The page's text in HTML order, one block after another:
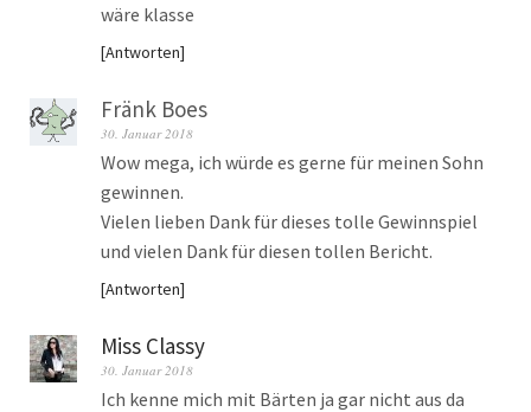
wäre klasse
Antworten
Fränk Boes
30. Januar 2018
Wow mega, ich würde es gerne für meinen Sohn
gewinnen.
Vielen lieben Dank für dieses tolle Gewinnspiel
und vielen Dank für diesen tollen Bericht.
Antworten
Miss Classy
30. Januar 2018
Ich kenne mich mit Bärten ja gar nicht aus da